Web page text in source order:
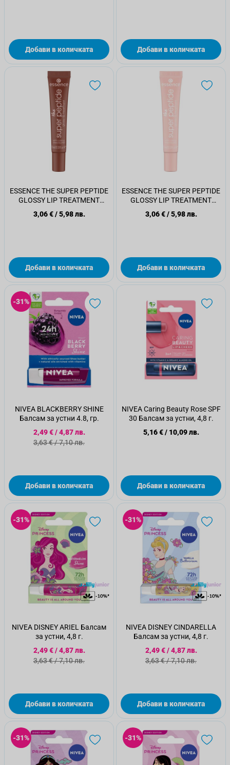
Добави в количката Добави в количката
ESSENCE THE SUPER PEPTIDE
GLOSSY LIP TREATMENT
3,06 €/5,98 лв.
Добави в количката
ESSENCE THE SUPER PEPTIDE
GLOSSY LIP TREATMENT
3,06 €/5,98 лв.
Добави в количката
-31%
NIVEA BLACKBERRY SHINE
Балсам за устни 4.8, гр.
Специална цена
2,49 €/4,87 лв.
Стандартна цена
3,63 €/7,10 лв.
Добави в количката
NIVEA Caring Beauty Rose SPF
30 Балсам за устни, 4,8 г.
5,16 €/ 10,09 лв.
Добави в количката
-31%
NIVEA DISNEY ARIEL Балсам
за устни, 4,8 г.
Специална цена
2,49 €/4,87 лв.
Стандартна цена
3,63 €/7,10 лв.
Добави в количката
-31%
NIVEA DISNEY CINDARELLA
Балсам за устни, 4,8 г.
Специална цена
2,49 €/4,87 лв.
Стандартна цена
3,63 €/7,10 лв.
Добави в количката
-31% -31%